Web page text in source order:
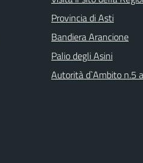
Provincia di Asti
Bandiera Arancione
Palio degli Asini
Autorità d`Ambito n.5